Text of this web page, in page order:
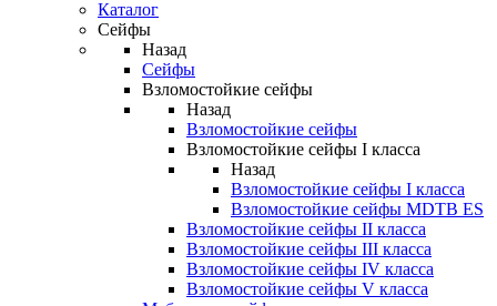
Каталог
Сейфы
Назад
Сейфы
Взломостойкие сейфы
Назад
Взломостойкие сейфы
Взломостойкие сейфы I класса
Назад
Взломостойкие сейфы I класса
Взломостойкие сейфы MDTB ES
Взломостойкие сейфы II класса
Взломостойкие сейфы III класса
Взломостойкие сейфы IV класса
Взломостойкие сейфы V класса